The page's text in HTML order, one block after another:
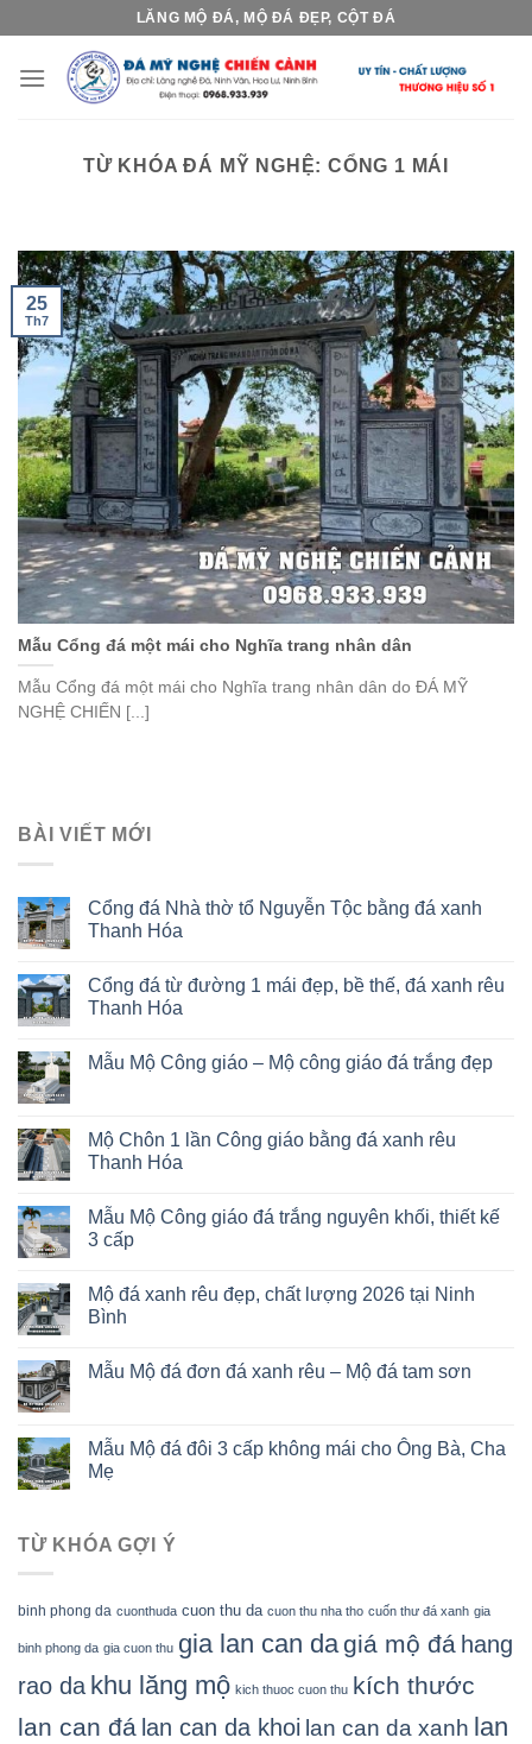
content
LĂNG MỘ ĐÁ, MỘ ĐÁ ĐẸP, CỘT ĐÁ
TỪ KHÓA ĐÁ MỸ NGHỆ: CỔNG 1 MÁI
Mẫu Cổng đá một mái cho Nghĩa trang nhân dân
Mẫu Cổng đá một mái cho Nghĩa trang nhân dân do ĐÁ MỸ
NGHỆ CHIẾN [...]
25
Th7
BÀI VIẾT MỚI
Cổng đá Nhà thờ tổ Nguyễn Tộc bằng đá xanh
Thanh Hóa
Cổng đá từ đường 1 mái đẹp, bề thế, đá xanh rêu
Thanh Hóa
Mẫu Mộ Công giáo – Mộ công giáo đá trắng đẹp
Mộ Chôn 1 lần Công giáo bằng đá xanh rêu
Thanh Hóa
Mẫu Mộ Công giáo đá trắng nguyên khối, thiết kế
3 cấp
Mộ đá xanh rêu đẹp, chất lượng 2026 tại Ninh
Bình
Mẫu Mộ đá đơn đá xanh rêu – Mộ đá tam sơn
Mẫu Mộ đá đôi 3 cấp không mái cho Ông Bà, Cha
Mẹ
TỪ KHÓA GỢI Ý
binh phong da cuonthuda cuon thu da cuon thu nha tho cuốn thư đá xanh gia
binh phong da gia cuon thu gia lan can dagiá mộ đá hang
rao da khu lăng mộ kich thuoc cuon thu kích thước
lan can đá lan can da khoi lan can da xanh lan